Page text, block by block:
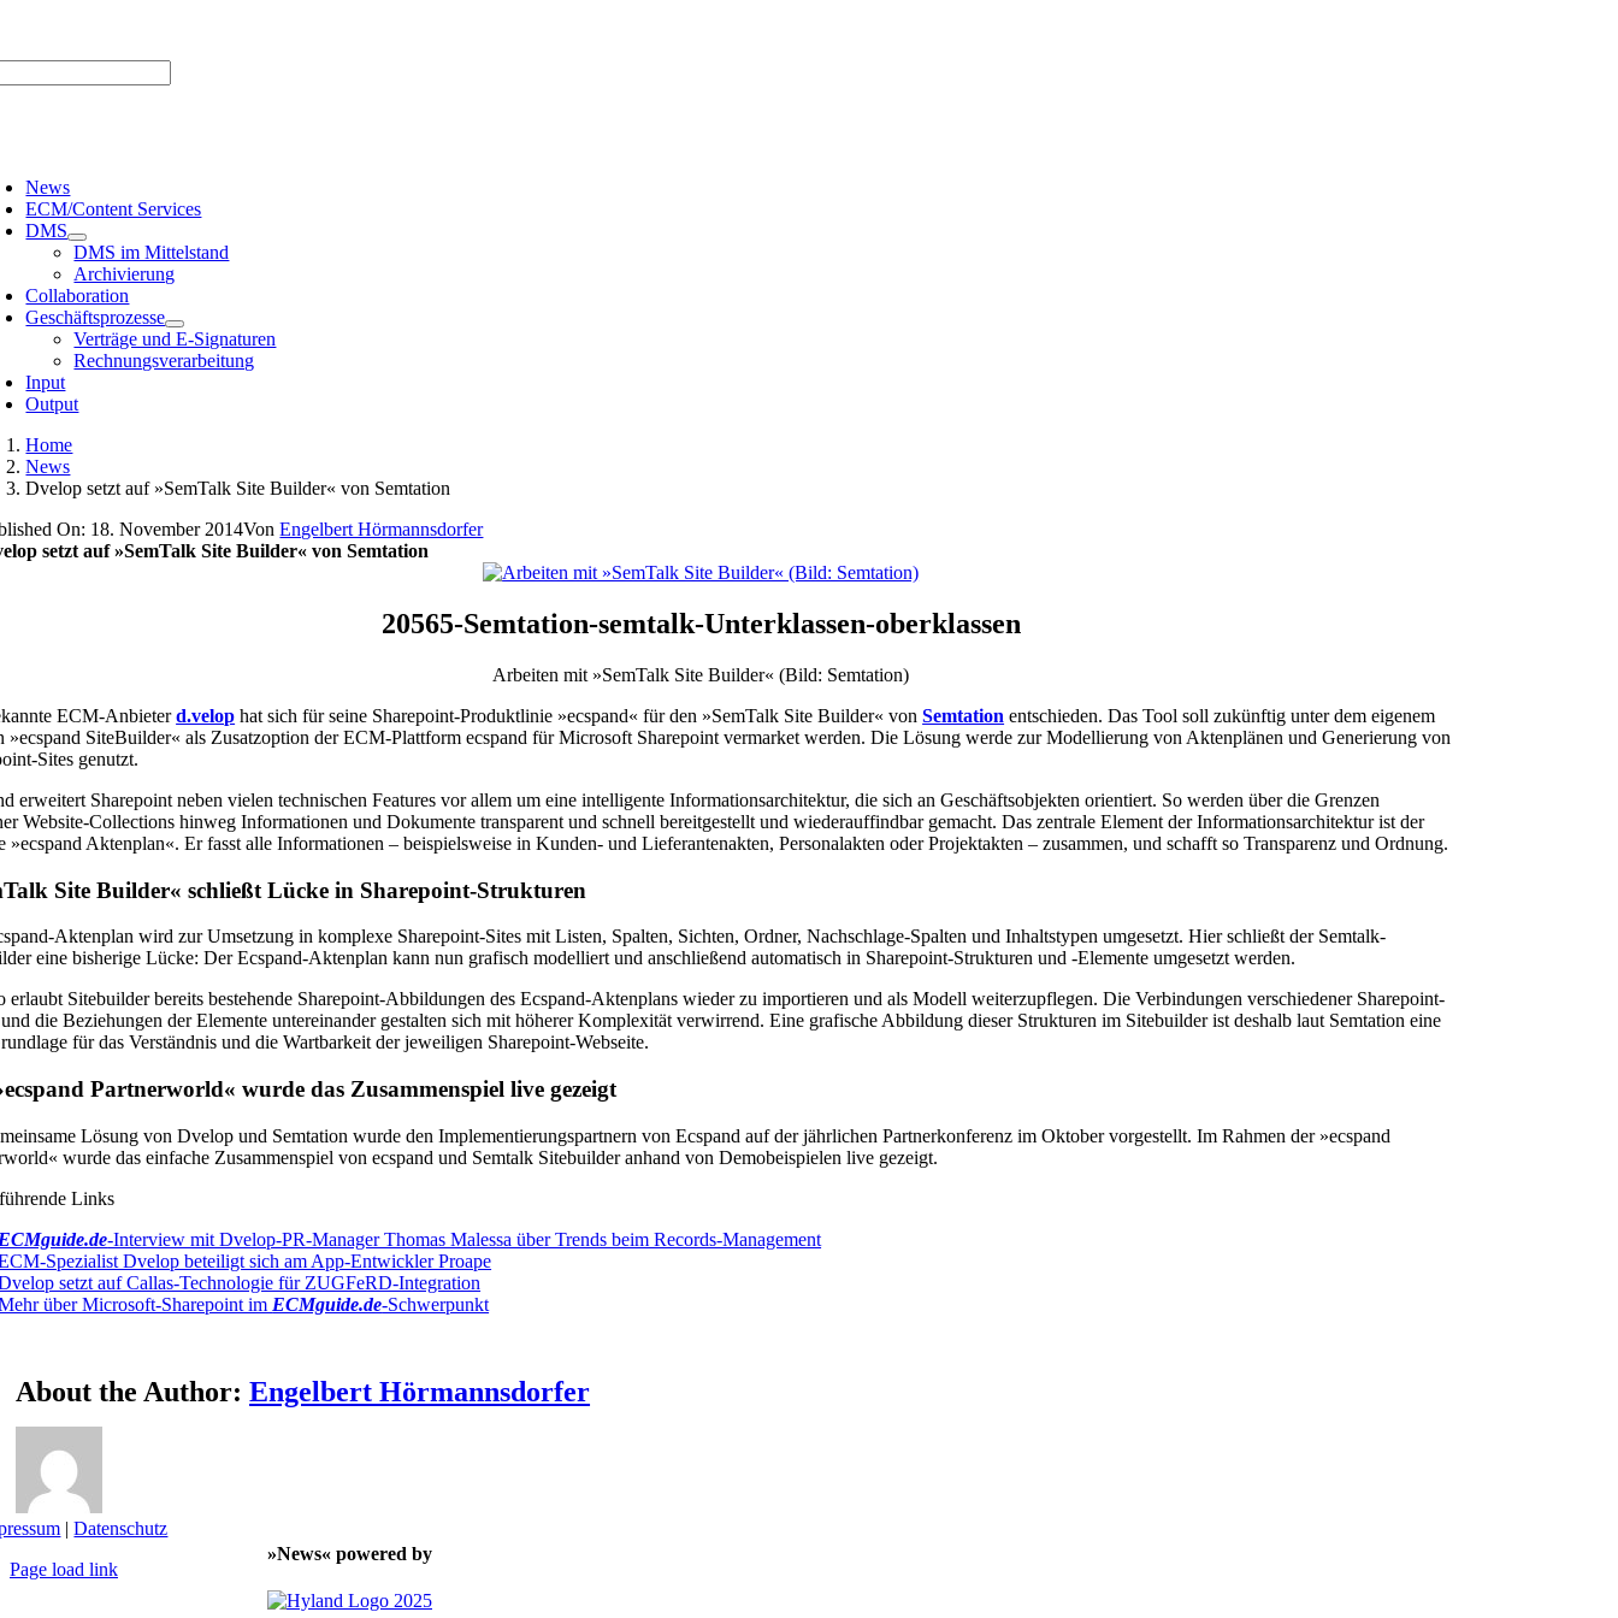
News
ECM/Content Services
DMS
DMS im Mittelstand
Archivierung
Collaboration
Geschäftsprozesse
Verträge und E-Signaturen
Rechnungsverarbeitung
Input
Output
Home
News
Dvelop setzt auf »SemTalk Site Builder« von Semtation
On: 18. November 2014VonEngelbert Hörmannsdorfer
setzt auf »SemTalk Site Builder« von Semtation
20565-Semtation-semtalk-Unterklassen-oberklassen
Arbeiten mit »SemTalk Site Builder« (Bild: Semtation)
ECM-Anbieterd.velop hat sich für seine Sharepoint-Produktlinie »ecspand« für den »SemTalk Site Builder« vonSemtation entschieden. Das Tool soll zukünftig unter dem eigenem
»ecspand SiteBuilder« als Zusatzoption der ECM-Plattform ecspand für Microsoft Sharepoint vermarket werden. Die Lösung werde zur Modellierung von Aktenplänen und Generierung von
Sites genutzt.
erweitert Sharepoint neben vielen technischen Features vor allem um eine intelligente Informationsarchitektur, die sich an Geschäftsobjekten orientiert. So werden über die Grenzen
Website-Collections hinweg Informationen und Dokumente transparent und schnell bereitgestellt und wiederauffindbar gemacht. Das zentrale Element der Informationsarchitektur ist der
»ecspand Aktenplan«. Er fasst alle Informationen – beispielsweise in Kunden- und Lieferantenakten, Personalakten oder Projektakten – zusammen, und schafft so Transparenz und Ordnung.
Site Builder« schließt Lücke in Sharepoint-Strukturen
Aktenplan wird zur Umsetzung in komplexe Sharepoint-Sites mit Listen, Spalten, Sichten, Ordner, Nachschlage-Spalten und Inhaltstypen umgesetzt. Hier schließt der Semtalk-
eine bisherige Lücke: Der Ecspand-Aktenplan kann nun grafisch modelliert und anschließend automatisch in Sharepoint-Strukturen und -Elemente umgesetzt werden.
erlaubt Sitebuilder bereits bestehende Sharepoint-Abbildungen des Ecspand-Aktenplans wieder zu importieren und als Modell weiterzupflegen. Die Verbindungen verschiedener Sharepoint-
die Beziehungen der Elemente untereinander gestalten sich mit höherer Komplexität verwirrend. Eine grafische Abbildung dieser Strukturen im Sitebuilder ist deshalb laut Semtation eine
für das Verständnis und die Wartbarkeit der jeweiligen Sharepoint-Webseite.
Partnerworld« wurde das Zusammenspiel live gezeigt
Lösung von Dvelop und Semtation wurde den Implementierungspartnern von Ecspand auf der jährlichen Partnerkonferenz im Oktober vorgestellt. Im Rahmen der »ecspand
wurde das einfache Zusammenspiel von ecspand und Semtalk Sitebuilder anhand von Demobeispielen live gezeigt.
Links
-Interview mit Dvelop-PR-Manager Thomas Malessa über Trends beim Records-Management
Spezialist Dvelop beteiligt sich am App-Entwickler Proape
setzt auf Callas-Technologie für ZUGFeRD-Integration
über Microsoft-Sharepoint im ECMguide.de-Schwerpunkt
About the Author:Engelbert Hörmannsdorfer
»News« powered by
|Datenschutz
Page load link